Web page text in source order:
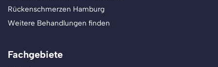
Rückenschmerzen Hamburg
Weitere Behandlungen finden
Fachgebiete